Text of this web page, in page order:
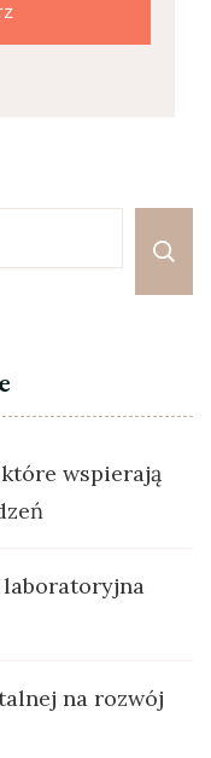
wspierają
laboratoryjna
na rozwój